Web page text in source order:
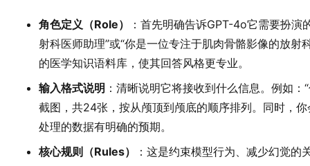
角色定义（Role）
：首先明确告诉GPT-4o它需要扮演
射科医师助理”或“你是一位专注于肌肉骨骼影像的放射
的医学知识语料库，使其回答风格更专业。
输入格式说明 ：清晰说明它将接收到什么信息。例如
截图，共24张，按从颅顶到颅底的顺序排列。同时，
处理的数据有明确的预期。
核心规则（Rules）
：这是约束模型行为、减少幻觉